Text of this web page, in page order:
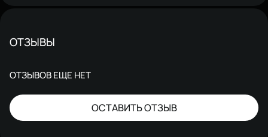
ОТЗЫВЫ
ОТЗЫВОВ ЕЩЕ НЕТ
ОСТАВИТЬ ОТЗЫВ